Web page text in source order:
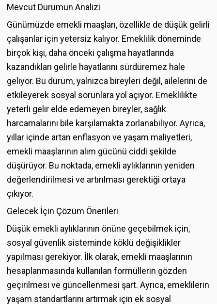
Mevcut Durumun Analizi
Günümüzde emekli maaşları, özellikle de düşük gelirli
çalışanlar için yetersiz kalıyor. Emeklilik döneminde
birçok kişi, daha önceki çalışma hayatlarında
kazandıkları gelirle hayatlarını sürdüremez hale
geliyor. Bu durum, yalnızca bireyleri değil, ailelerini de
etkileyerek sosyal sorunlara yol açıyor. Emeklilikte
yeterli gelir elde edemeyen bireyler, sağlık
harcamalarını bile karşılamakta zorlanabiliyor. Ayrıca,
yıllar içinde artan enflasyon ve yaşam maliyetleri,
emekli maaşlarının alım gücünü ciddi şekilde
düşürüyor. Bu noktada, emekli aylıklarının yeniden
değerlendirilmesi ve artırılması gerektiği ortaya
çıkıyor.
Gelecek İçin Çözüm Önerileri
Düşük emekli aylıklarının önüne geçebilmek için,
sosyal güvenlik sisteminde köklü değişiklikler
yapılması gerekiyor. İlk olarak, emekli maaşlarının
hesaplanmasında kullanılan formüllerin gözden
geçirilmesi ve güncellenmesi şart. Ayrıca, emeklilerin
yaşam standartlarını artırmak için ek sosyal